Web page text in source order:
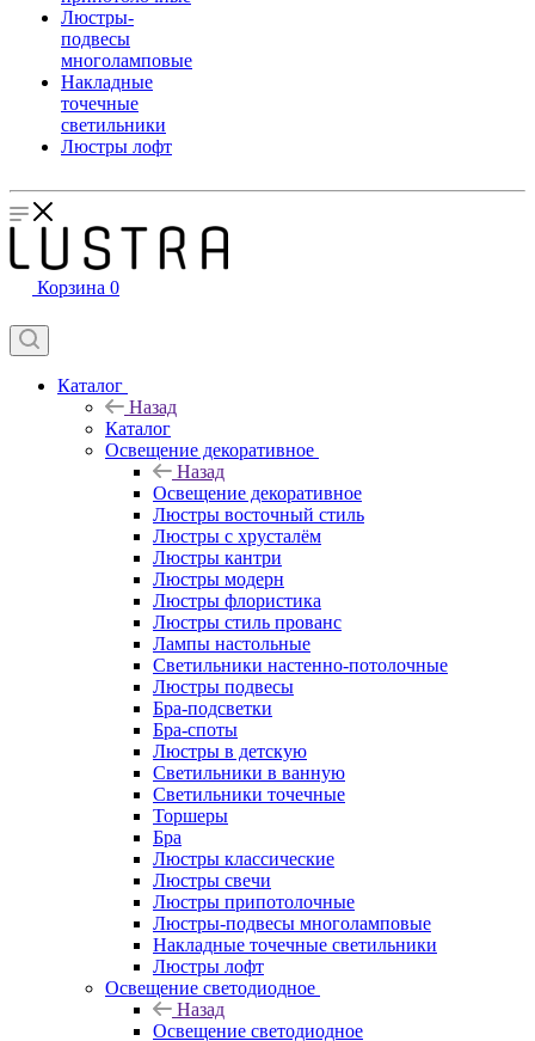
Люстры-
подвесы
многоламповые
Накладные
точечные
светильники
Люстры лофт
Корзина 0
Каталог
Назад
Каталог
Освещение декоративное
Назад
Освещение декоративное
Люстры восточный стиль
Люстры с хрусталём
Люстры кантри
Люстры модерн
Люстры флористика
Люстры стиль прованс
Лампы настольные
Светильники настенно-потолочные
Люстры подвесы
Бра-подсветки
Бра-споты
Люстры в детскую
Светильники в ванную
Светильники точечные
Торшеры
Бра
Люстры классические
Люстры свечи
Люстры припотолочные
Люстры-подвесы многоламповые
Накладные точечные светильники
Люстры лофт
Освещение светодиодное
Назад
Освещение светодиодное